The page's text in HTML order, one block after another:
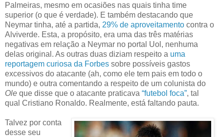
Palmeiras, mesmo em ocasiões nas quais tinha time
superior (o que é verdade). E também destacando que
Neymar tinha, até a partida, 29% de aproveitamento contra o
Alviverde. Esta, a propósito, era uma das três matérias
negativas em relação a Neymar no portal Uol, nenhuma
delas original. As outras duas diziam respeito a uma
reportagem curiosa da Forbes sobre possíveis gastos
excessivos do atacante (ah, como ele tem pais em todo o
mundo) e outra comentando a respeito de um colunista do
Ole que disse que o atacante praticava “futebol foca”, tal
qual Cristiano Ronaldo. Realmente, está faltando pauta.
Talvez por conta
desse seu